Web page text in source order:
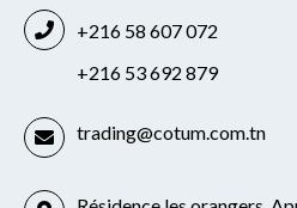
+216 58 607 072
+216 53 692 879
trading@cotum.com.tn